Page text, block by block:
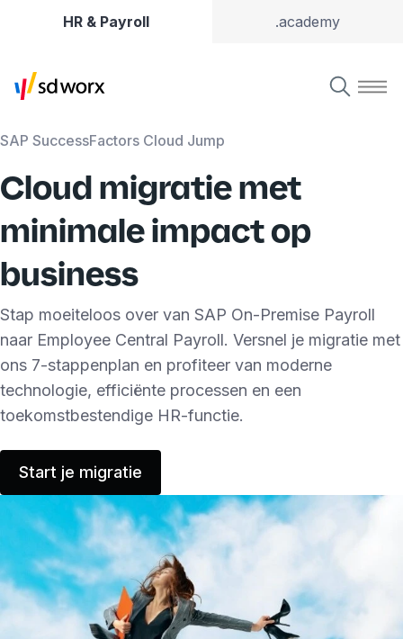
HR & Payroll .academy
SAP SuccessFactors Cloud Jump
Cloud migratie met
minimale impact op
business
Stap moeiteloos over van SAP On-Premise Payroll
naar Employee Central Payroll. Versnel je migratie met
ons 7-stappenplan en profiteer van moderne
technologie, efficiënte processen en een
toekomstbestendige HR-functie.
Start je migratie